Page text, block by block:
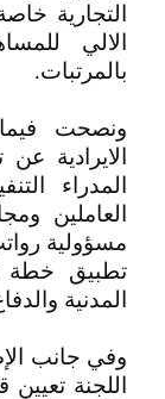
التجارية
الالي
بالمرتبات.
ونصحت
الايرادية
المدراء
العاملين
مسؤولية
تطبيق خطة
المدنية
وفي جانب
اللجنة